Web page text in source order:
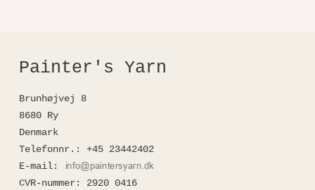
Painter's Yarn
Brunhøjvej 8
8680 Ry
Denmark
Telefonnr. :
+45 23442402
E-mail:
CVR-nummer:
2920 0416